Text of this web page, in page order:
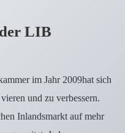
LIB
im Jahr 2009hat sich
und zu verbessern.
Inlandsmarkt auf mehr